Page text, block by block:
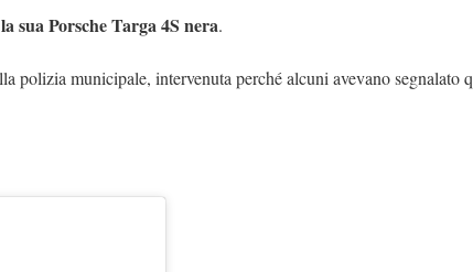
sua Porsche Targa 4S nera.
polizia municipale, intervenuta perché alcuni avevano segnalato